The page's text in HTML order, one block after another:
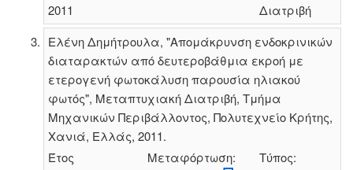
2011
Διατριβή
Ελένη Δημήτρουλα, "Απομάκρυνση ενδοκρινικών
διαταρακτών από δευτεροβάθμια εκροή με
ετερογενή φωτοκάλυση παρουσία ηλιακού
φωτός", Μεταπτυχιακή Διατριβή, Τμήμα
Μηχανικών Περιβάλλοντος, Πολυτεχνείο Κρήτης,
Χανιά, Ελλάς, 2011.
Έτος
Μεταφόρτωση:
Τύπος: